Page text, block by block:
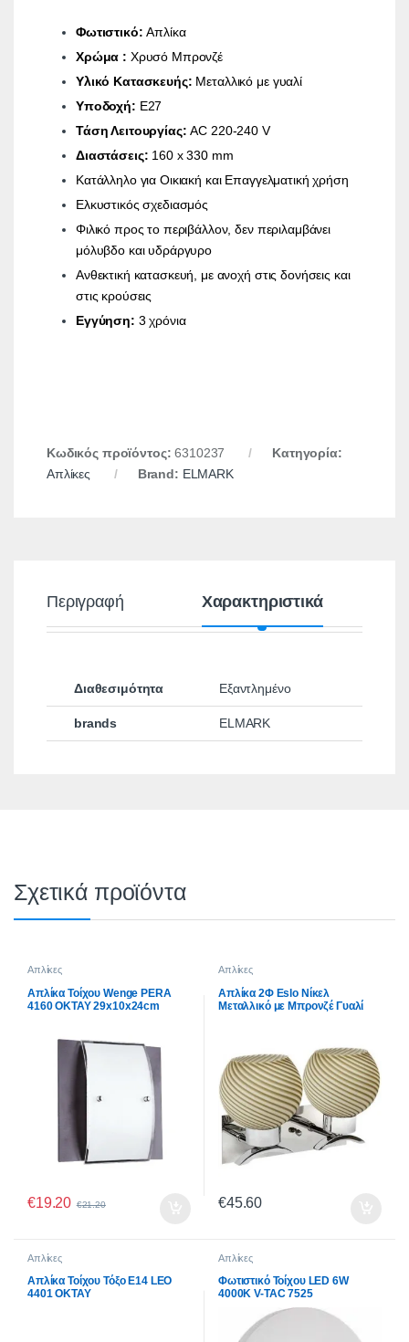
Φωτιστικό: Απλίκα
Χρώμα : Χρυσό Μπρονζέ
Υλικό Κατασκευής: Μεταλλικό με γυαλί
Υποδοχή: Ε27
Τάση Λειτουργίας:AC 220-240 V
Διαστάσεις: 160 x 330 mm
Κατάλληλο για Οικιακή και Επαγγελματική χρήση
Ελκυστικός σχεδιασμός
Φιλικό προς το περιβάλλον, δεν περιλαμβάνει
μόλυβδο και υδράργυρο
Ανθεκτική κατασκευή, με ανοχή στις δονήσεις και
στις κρούσεις
Εγγύηση: 3 χρόνια
Κωδικός προϊόντος:6310237
Κατηγορία:
Απλίκες
Brand: ELMARK
Περιγραφή Χαρακτηριστικά
Διαθεσιμότητα Εξαντλημένο
brands ELMARK
Σχετικά προϊόντα
Απλίκες
Απλίκα Τοίχου Wenge PERA
4160 OKTAY 29x10x24cm
€19.20 €21.20
Απλίκες
Απλίκα 2Φ Eslo Νίκελ
Μεταλλικό με Μπρονζέ Γυαλί
€45.60
Απλίκες
Απλίκα Τοίχου Τόξο E14 LEO
4401 OKTAY
Απλίκες
Φωτιστικό Τοίχου LED 6W
4000K V-TAC 7525